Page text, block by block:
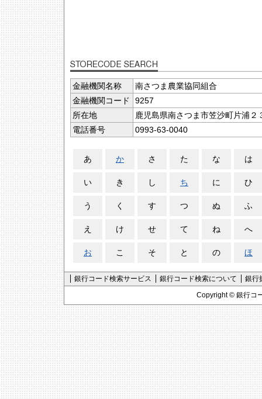
金融機関名称
南さつま農業協同組合
金融機関コード
9257
所在地
鹿児島県南さつま市笠沙町片浦２
電話番号
0993-63-0040
あ か さ た な は
い き し ち に ひ
う く す つ ぬ ふ
え け せ て ね へ
お こ そ と の ほ
銀行コード検索サービス 銀行コード検索について
銀行
Copyright © 銀行コ